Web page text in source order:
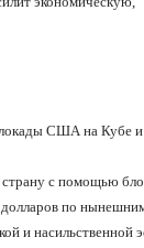
США на Кубе и
страну с помощью
долларов по
и насильственной